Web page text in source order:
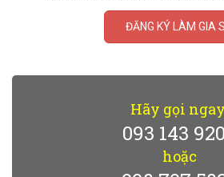
ĐĂNG KÝ LÀM GIA
Hãy gọi
093 143
hoặc